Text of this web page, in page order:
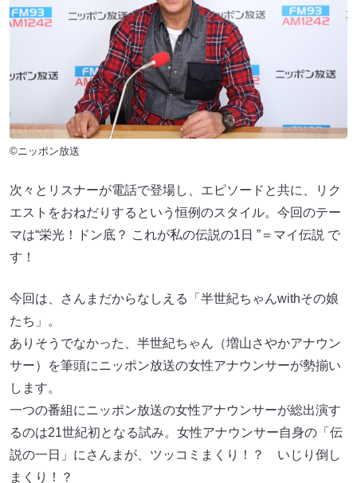
©ニッポン放送
次々とリスナーが電話で登場し、エピソードと共に、リク
エストをおねだりするという恒例のスタイル。今回のテー
マは“栄光！ドン底？ これが私の伝説の1日 ”＝マイ伝説 で
す！
今回は、さんまだからなしえる「半世紀ちゃんwithその娘
たち」。
ありそうでなかった、半世紀ちゃん（増山さやかアナウン
サー）を筆頭にニッポン放送の女性アナウンサーが勢揃い
します。
一つの番組にニッポン放送の女性アナウンサーが総出演す
るのは21世紀初となる試み。女性アナウンサー自身の「伝
説の一日」にさんまが、ツッコミまくり！？ いじり倒し
まくり！？